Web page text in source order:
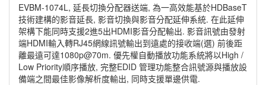
EVBM-1074L, 延長切換分配器送端, 為一高效能基於HDBaseT
技術建構的影音延長, 影音切換與影音分配延伸系統. 在此延伸
架構下能同時支援2進5出HDMI影音分配輸出. 影音訊號由發射
端HDMI輸入轉RJ45網線訊號輸出到遠處的接收端(選) 前後距
離最遠可達1080p@70m. 優先權自動播放功能系統將以High /
Low Priority順序播放, 完整EDID 管理功能整合訊號源與播放設
備端之間最佳影像解析度輸出, 同時支援單邊供電.